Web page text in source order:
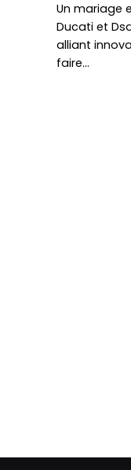
Un mariage
Ducati et
alliant
faire…